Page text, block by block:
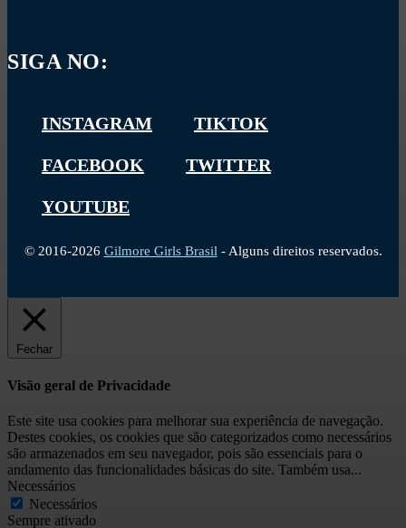
SIGA NO:
INSTAGRAM TIKTOK
FACEBOOK TWITTER
YOUTUBE
© 2016-2026 Gilmore Girls Brasil - Alguns direitos reservados.
Fechar
Visão geral de Privacidade
Este site usa cookies para melhorar sua experiência de navegação.
Destes cookies, os cookies que são categorizados como necessários
são armazenados em seu navegador, pois são essenciais para o
andamento das funcionalidades básicas do site. Também usa...
Necessários
Necessários
Sempre ativado